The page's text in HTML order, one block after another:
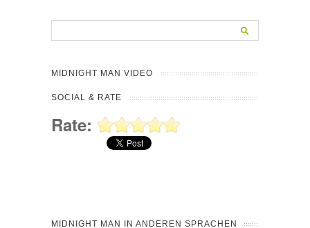
MIDNIGHT MAN VIDEO
SOCIAL & RATE
Rate:
MIDNIGHT MAN IN ANDEREN SPRACHEN